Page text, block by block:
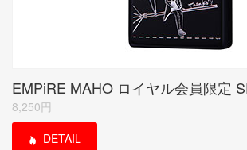
8,250円
DETAIL